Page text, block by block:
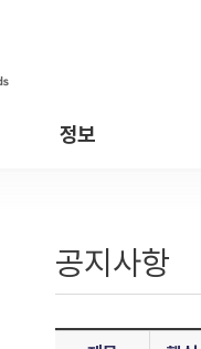
정보
공지사항